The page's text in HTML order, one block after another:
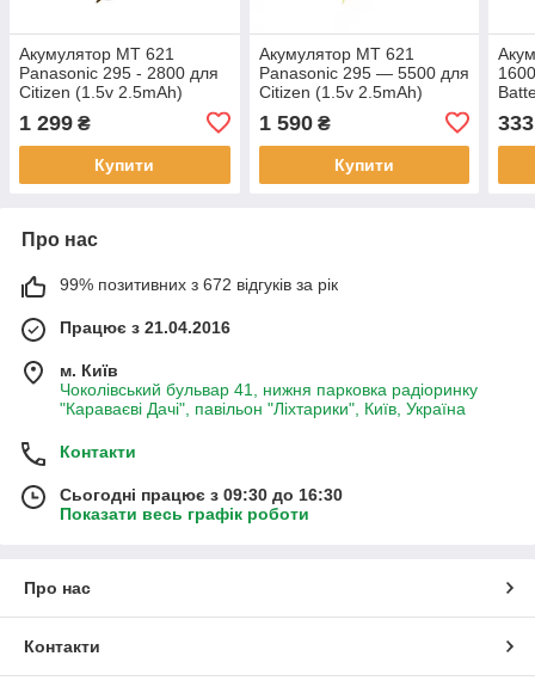
Акумулятор MT 621
Panasonic 295 - 2800 для
Citizen (1.5v 2.5mAh)
1 299 ₴
Купити
Акумулятор MT 621
Panasonic 295 — 5500 для
Citizen (1.5v 2.5mAh)
1 590₴
Купити
333
Про нас
99% позитивних з 672 відгуків за рік
Працює з 21.04.2016
м. Київ
Чоколівський бульвар 41, нижня парковка радіоринку
"Караваєві Дачі", павільон "Ліхтарики", Київ, Україна
Контакти
Сьогодні працює з 09:30 до 16:30
Показати весь графік роботи
Про нас
Контакти